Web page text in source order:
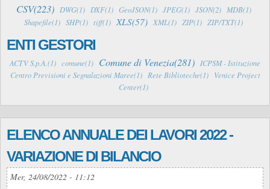
CSV(223) DWG(1) DXF(1) GeoJSON(1) JPEG(1) JSON(2)
MDB(1)
Shapefile(1) SHP(1) tiff(1) XLS(57) XML(1) ZIP(1) ZIP/TXT(1)
ENTI GESTORI
ACTV S.p.A.(1) comune(1) Comune di Venezia(281)
ICPSM - Istituzione
Centro Previsioni e Segnalazioni Maree(1)
Rete Biblioteche(1)
Venice Project
Center(1)
ELENCO ANNUALE DEI LAVORI 2022 -
VARIAZIONE DI BILANCIO
Mer, 24/08/2022 - 11:12